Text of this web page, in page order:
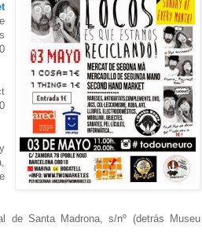
Santa Madrona, s/nº (detrás Museu